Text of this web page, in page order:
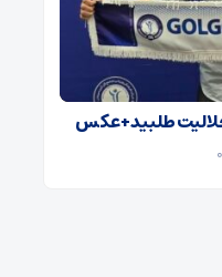
طلبید + عکس
۰